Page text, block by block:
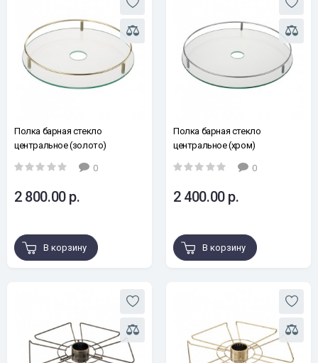
Полка барная cтекло
центральное (золото)
0
2 800.00 р.
В корзину
Полка барная cтекло
центральное (хром)
0
2 400.00 р.
В корзину